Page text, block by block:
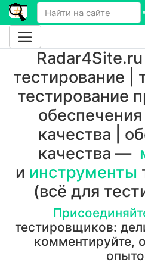
тестирование |
тестирование
качества |
качества —
и инструменты
(всё для
тестировщиков:
комментируйте,